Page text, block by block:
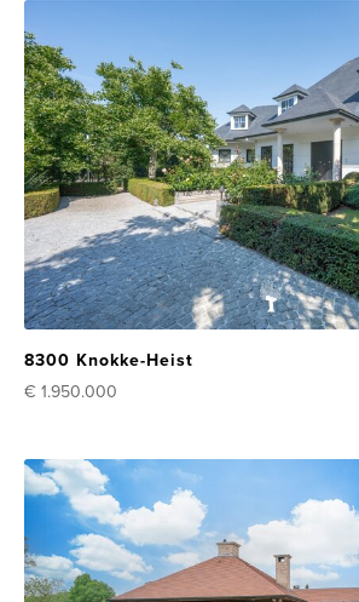
8300 Knokke-Heist
€ 1.950.000